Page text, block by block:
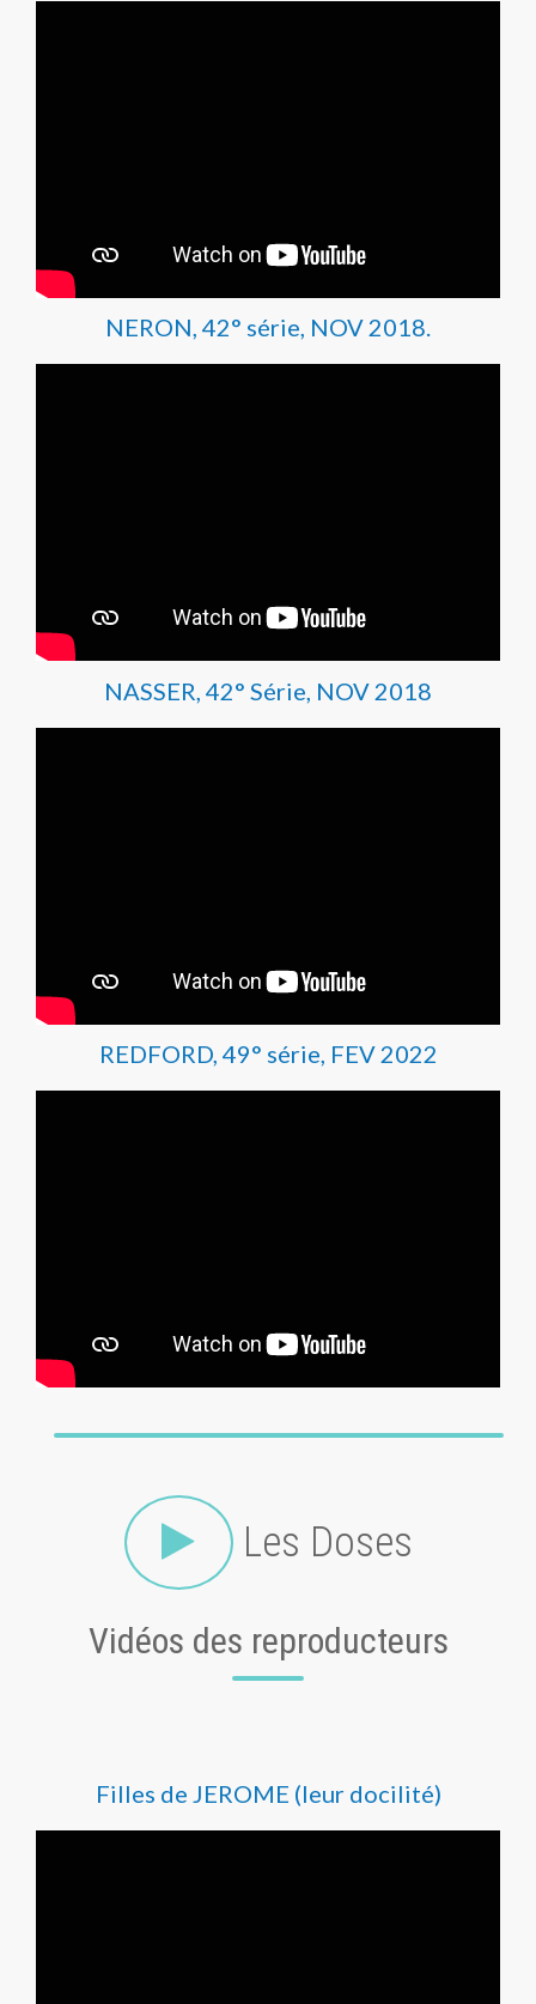
NERON, 42° série, NOV 2018.
NASSER, 42° Série, NOV 2018
REDFORD, 49° série, FEV 2022
Les Doses
Vidéos des reproducteurs
Filles de JEROME (leur docilité)